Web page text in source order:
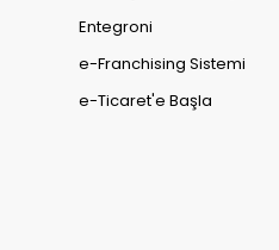
Entegroni
e-Franchising Sistemi
e-Ticaret'e Başla